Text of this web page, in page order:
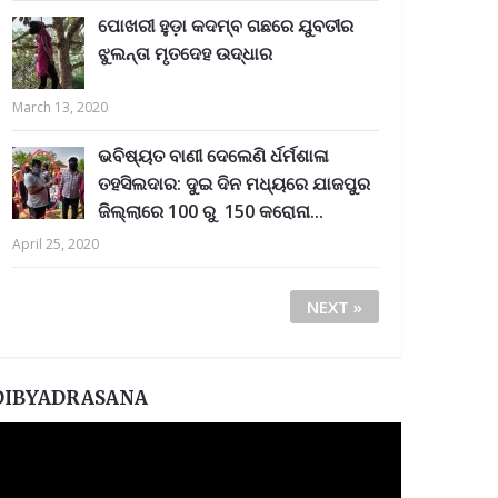
ପୋଖରୀ ହୁଡ଼ା କଦମ୍ବ ଗଛରେ ଯୁବତୀର
ଝୁଲନ୍ତା ମୃତଦେହ ଉଦ୍ଧାର
March 13, 2020
ଭବିଷ୍ୟତ ବାଣୀ ଦେଲେଣି ର୍ଧର୍ମଶାଳା
ତହସିଲଦାର: ଦୁଇ ଦିନ ମଧ୍ୟରେ ଯାଜପୁର
ଜିଲ୍ଲାରେ 100 ରୁ 150 କରୋନା...
April 25, 2020
NEXT »